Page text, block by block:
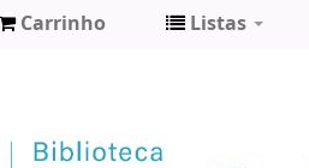
Carrinho Listas